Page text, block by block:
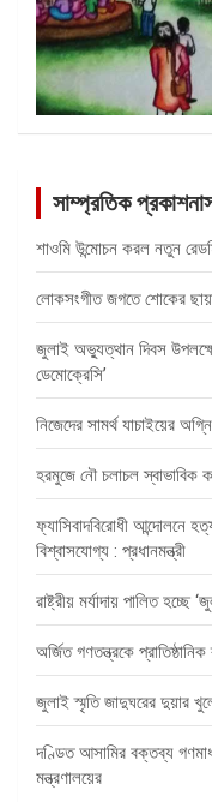
সাম্প্রতিক
শাওমি উন্মোচন করল নতুন
লোকসংগীত জগতে শোকের
জুলাই অভ্যুত্থান দিবস উপলক্ষে
ডেমোক্রেসি’
নিজেদের সামর্থ যাচাইয়ের
হরমুজে নৌ চলাচল স্বাভাবিক
ফ্যাসিবাদবিরোধী আন্দোলনে
বিশ্বাসযোগ্য : প্রধানমন্ত্রী
রাষ্ট্রীয় মর্যাদায় পালিত
অর্জিত গণতন্ত্রকে
জুলাই স্মৃতি জাদুঘরের দুয়ার
দণ্ডিত আসামির বক্তব্য
মন্ত্রণালয়ের